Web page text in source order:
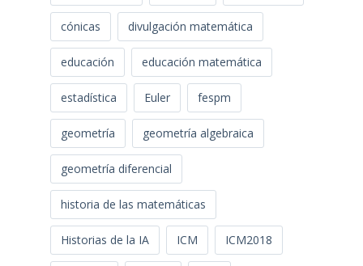
cónicas divulgación matemática
educación educación matemática
estadística Euler fespm
geometría geometría algebraica
geometría diferencial
historia de las matemáticas
Historias de la IA ICM ICM2018